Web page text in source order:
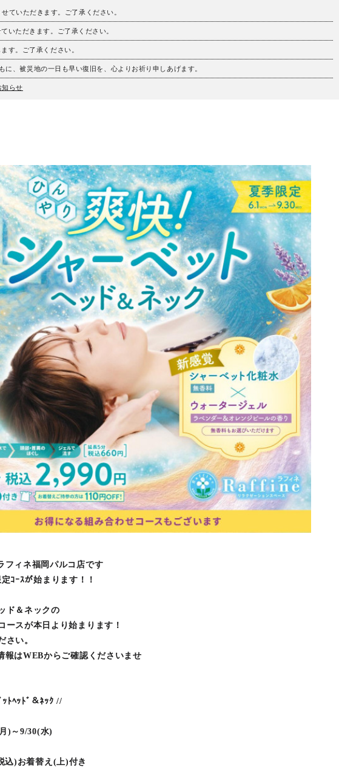
ていただきます。ご了承ください。
いただきます。ご了承ください。
す。ご了承ください。
、被災地の一日も早い復旧を、心よりお祈り申しあげます。
知らせ
フィネ福岡パルコ店です
ｺｰｽが始まります！！
ド＆ネックの
ースが本日より始まります！
さい。
報はWEBからご確認くださいませ
ﾄﾍｯﾄﾞ＆ﾈｯｸ //
)～9/30(水)
込)お着替え(上)付き